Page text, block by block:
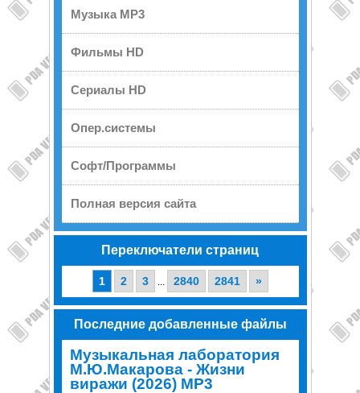
Музыка MP3
Фильмы HD
Сериалы HD
Опер.системы
Софт/Программы
Полная версия сайта
Переключатели страниц
1 2 3 ... 2840 2841 »
Последние добавленные файлы
Музыкальная лаборатория
М.Ю.Макарова - Жизни
виражи (2026) MP3